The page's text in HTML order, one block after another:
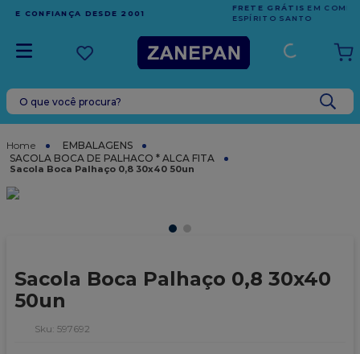
EM COMPRAS ACIMA DE R$1.000,00 PARA O
ESPÍRITO SANTO
O que você procura?
EMBALAGENS
SACOLA BOCA DE PALHACO * ALCA FITA
Sacola Boca Palhaço 0,8 30x40 50un
Sacola Boca Palhaço 0,8 30x40
50un
: 597692
TERMOS MAIS BUSCADOS
leite condensado
2º
caixa
6º
granulado
7º
vabene
sacola